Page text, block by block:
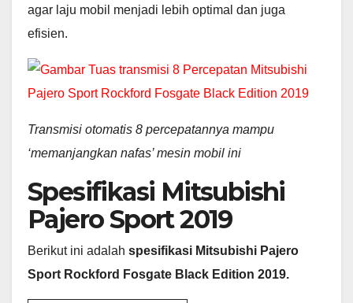
agar laju mobil menjadi lebih optimal dan juga
efisien.
Transmisi otomatis 8 percepatannya mampu
‘memanjangkan nafas’ mesin mobil ini
Spesifikasi Mitsubishi
Pajero Sport 2019
Berikut ini adalah spesifikasi Mitsubishi Pajero
Sport Rockford Fosgate Black Edition 2019.